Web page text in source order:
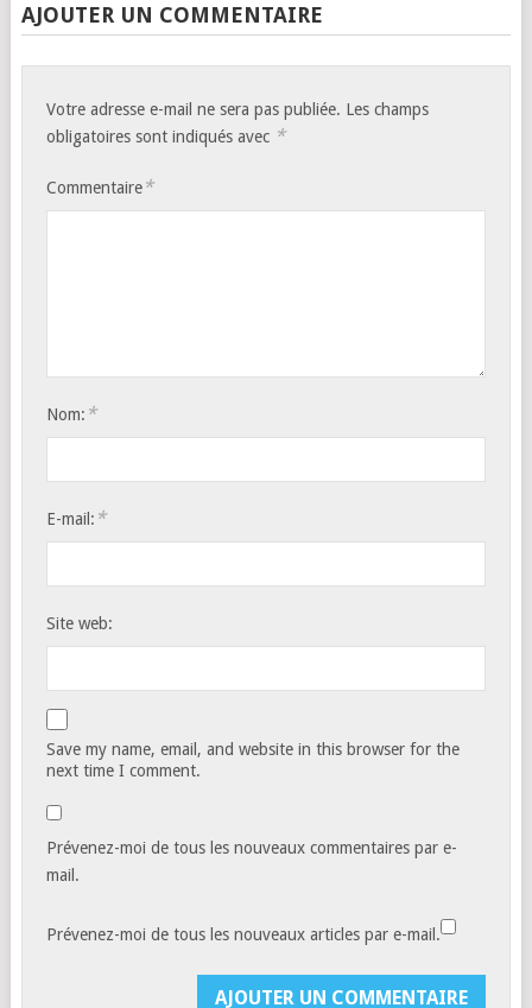
AJOUTER UN COMMENTAIRE
Votre adresse e-mail ne sera pas publiée. Les champs
obligatoires sont indiqués avec *
Commentaire*
Nom: *
E-mail: *
Site web:
Save my name, email, and website in this browser for the
next time I comment.
Prévenez-moi de tous les nouveaux commentaires par e-
mail.
Prévenez-moi de tous les nouveaux articles par e-mail.